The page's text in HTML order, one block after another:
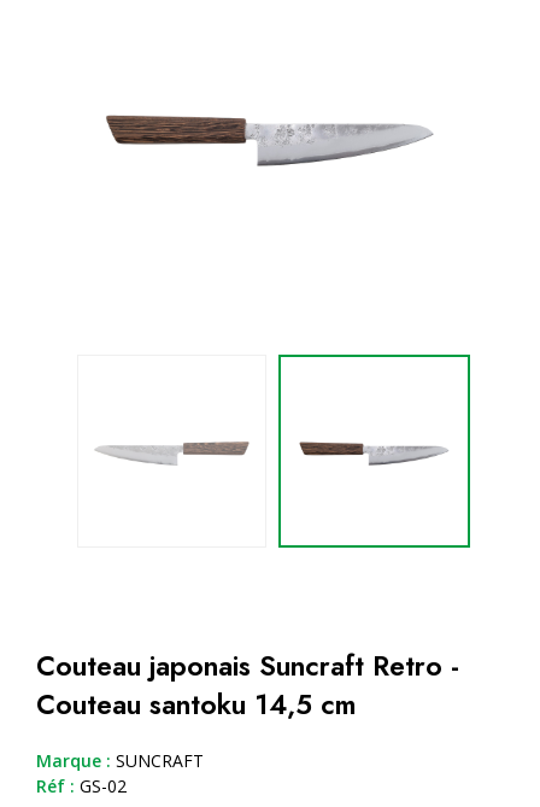
Couteau japonais Suncraft Retro -
Couteau santoku 14,5 cm
Marque : SUNCRAFT
Réf : GS-02